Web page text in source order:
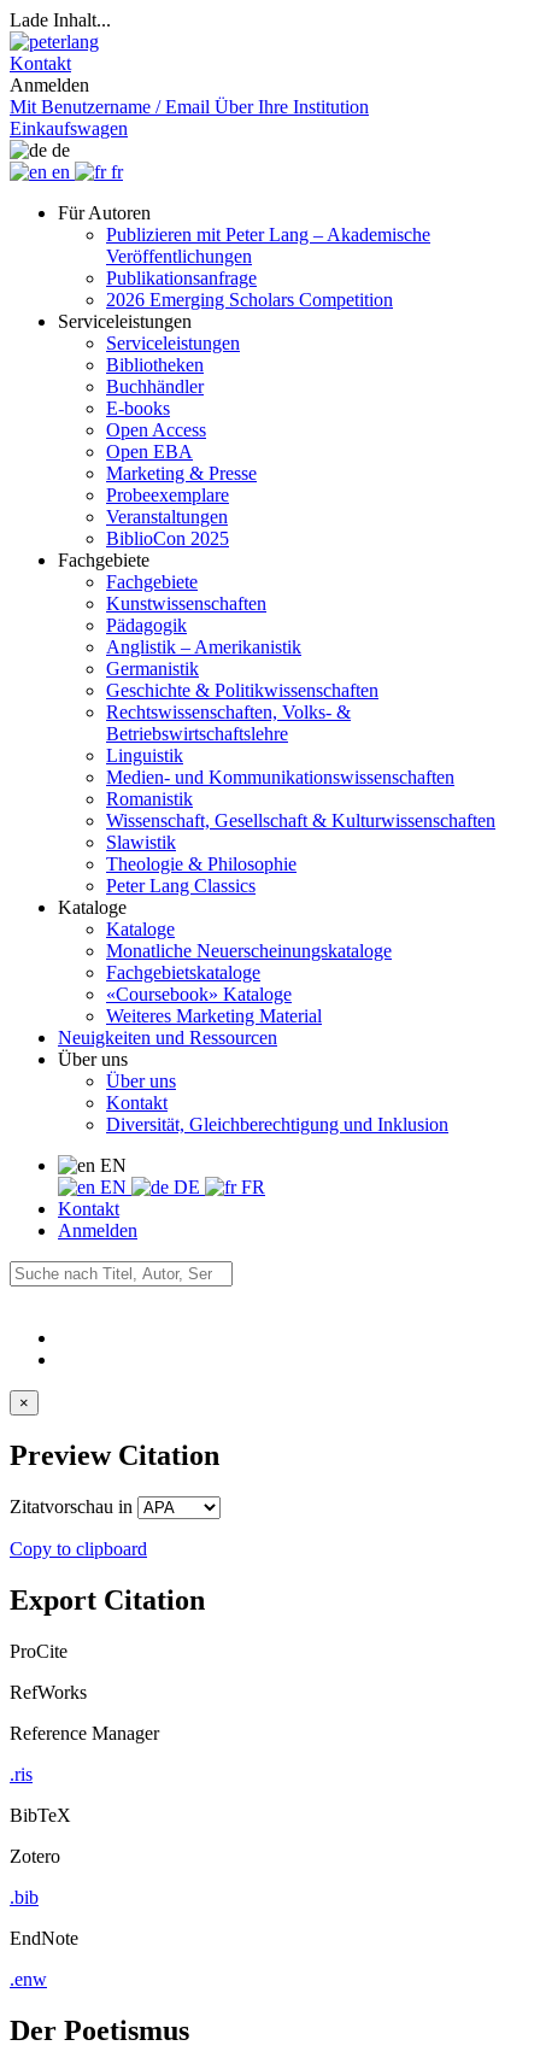
Lade Inhalt...
Kontakt
Anmelden
Mit Benutzername / Email Über Ihre Institution
Einkaufswagen
de
en
fr
Für Autoren
Publizieren mit Peter Lang – Akademische
Veröffentlichungen
Publikationsanfrage
2026 Emerging Scholars Competition
Serviceleistungen
Serviceleistungen
Bibliotheken
Buchhändler
E-books
Open Access
Open EBA
Marketing & Presse
Probeexemplare
Veranstaltungen
BiblioCon 2025
Fachgebiete
Fachgebiete
Kunstwissenschaften
Pädagogik
Anglistik – Amerikanistik
Germanistik
Geschichte & Politikwissenschaften
Rechtswissenschaften, Volks- &
Betriebswirtschaftslehre
Linguistik
Medien- und Kommunikationswissenschaften
Romanistik
Wissenschaft, Gesellschaft & Kulturwissenschaften
Slawistik
Theologie & Philosophie
Peter Lang Classics
Kataloge
Kataloge
Monatliche Neuerscheinungskataloge
Fachgebietskataloge
«Coursebook» Kataloge
Weiteres Marketing Material
Neuigkeiten und Ressourcen
Über uns
Über uns
Kontakt
Diversität, Gleichberechtigung und Inklusion
EN
EN
DE
FR
Kontakt
Anmelden
×
Preview Citation
Zitatvorschau in
Copy to clipboard
Export Citation
ProCite
RefWorks
Reference Manager
.ris
BibTeX
Zotero
.bib
EndNote
.enw
Der Poetismus